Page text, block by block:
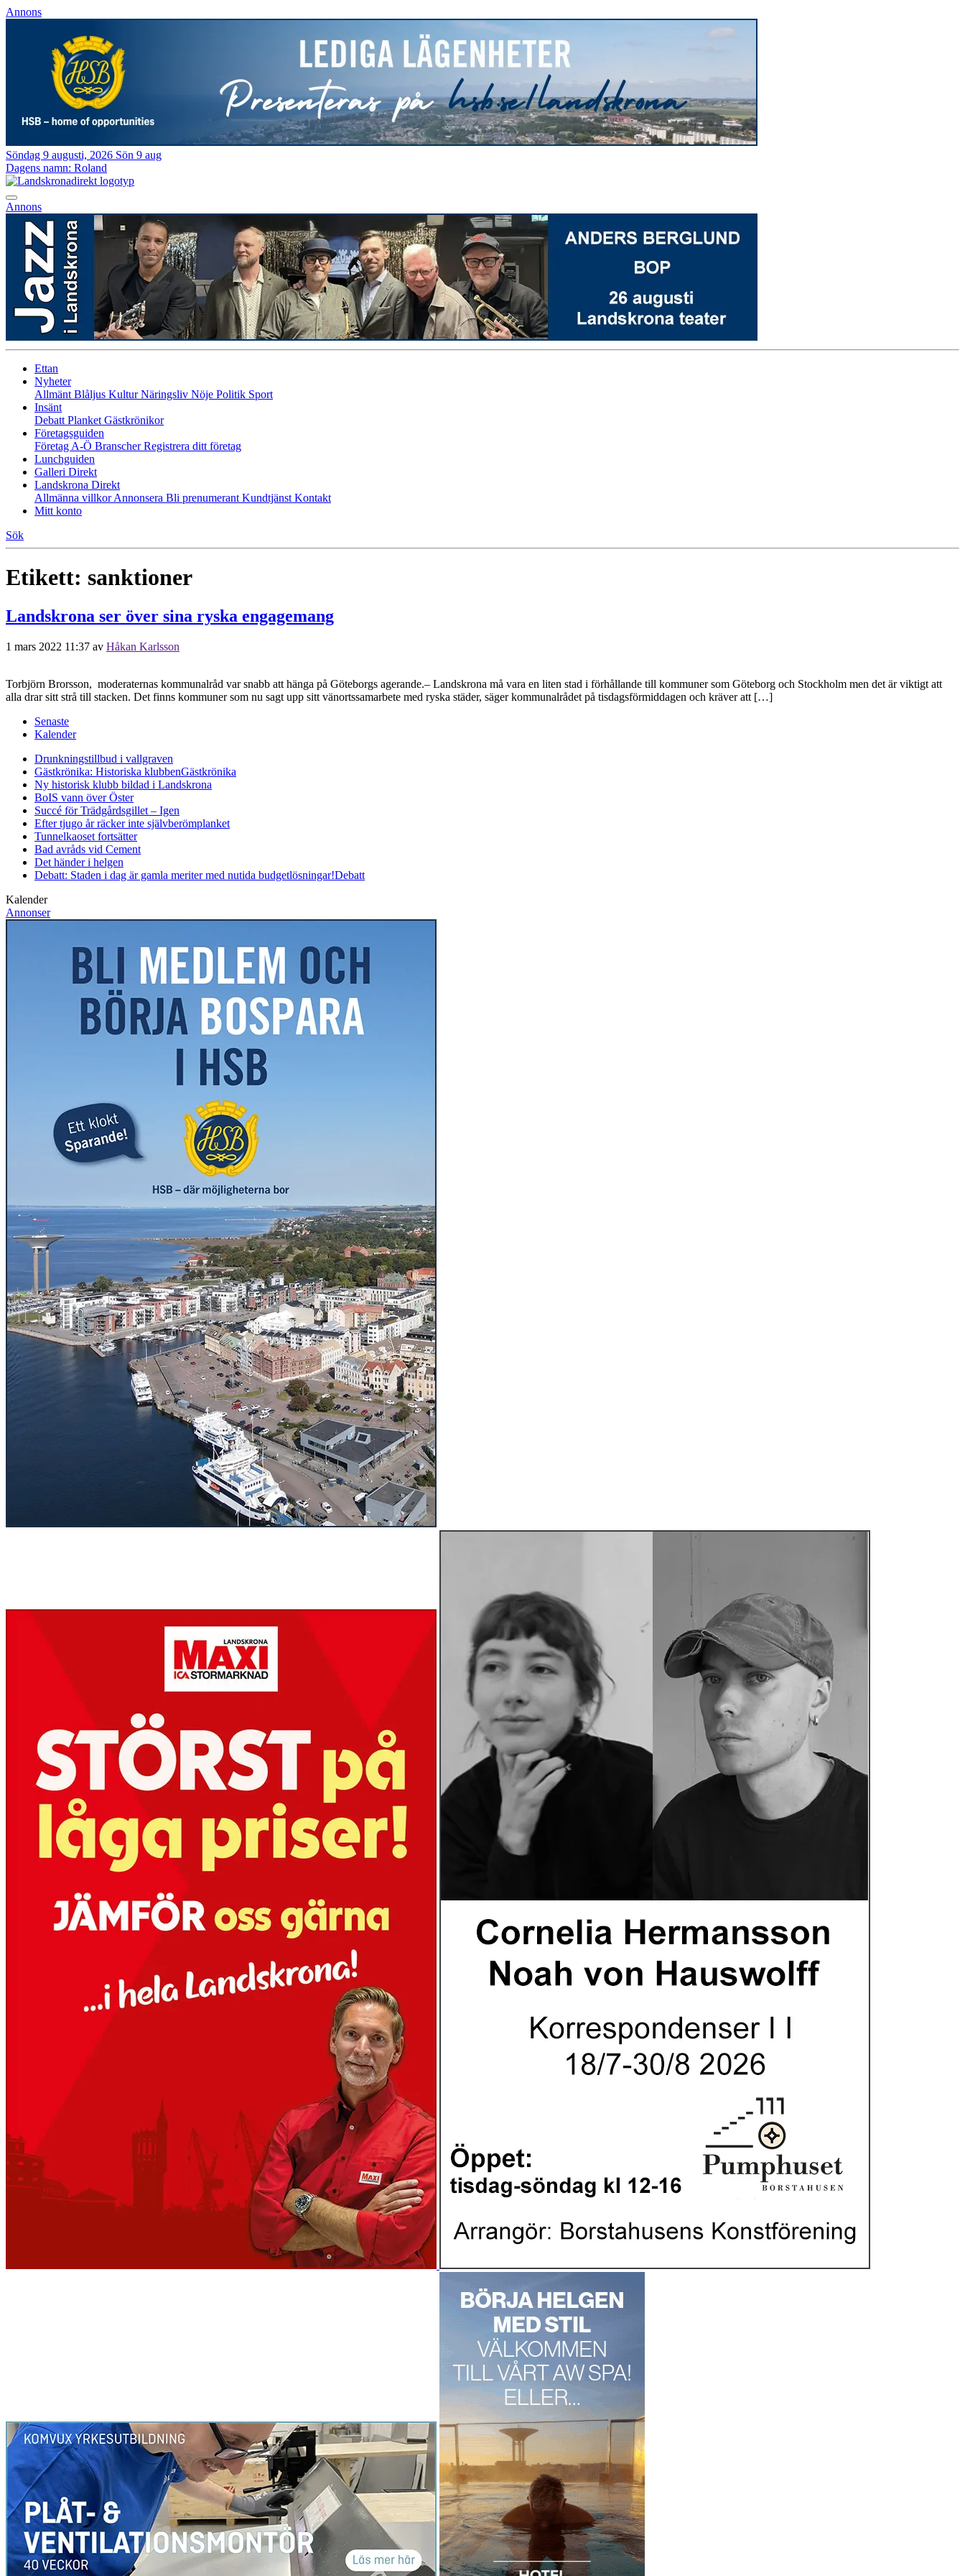
Annons
Söndag 9 augusti, 2026 Sön 9 aug
Dagens namn: Roland
Annons
Ettan
Nyheter
Allmänt Blåljus KulturNäringsliv Nöje Politik Sport
Insänt
Debatt Planket Gästkrönikor
Företagsguiden
Företag A-Ö BranscherRegistrera ditt företag
Lunchguiden
Galleri Direkt
Landskrona Direkt
Allmänna villkorAnnonsera Bli prenumerant Kundtjänst Kontakt
Mitt konto
Sök
Etikett: sanktioner
Landskrona ser över sina ryska engagemang
1 mars 2022 11:37 av Håkan Karlsson
Torbjörn Brorsson, moderaternas kommunalråd var snabb att hänga på Göteborgs agerande.– Landskrona må vara en liten stad i förhållande till kommuner som Göteborg och Stockholm men det är viktigt att
alla drar sitt strå till stacken. Det finns kommuner som nu sagt upp sitt vänortssamarbete med ryska städer, säger kommunalrådet på tisdagsförmiddagen och kräver att […]
Senaste
Kalender
Drunkningstillbud i vallgraven
Gästkrönika: Historiska klubbenGästkrönika
Ny historisk klubb bildad i Landskrona
BoIS vann över Öster
Succé för Trädgårdsgillet – Igen
Efter tjugo år räcker inte självberömplanket
Tunnelkaoset fortsätter
Bad avråds vid Cement
Det händer i helgen
Debatt: Staden i dag är gamla meriter med nutida budgetlösningar!Debatt
Kalender
Annonser